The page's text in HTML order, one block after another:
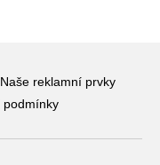
Naše reklamní prvky
podmínky